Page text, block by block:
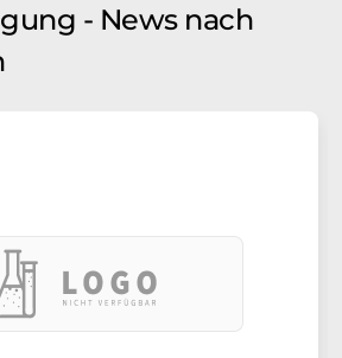
- News nach